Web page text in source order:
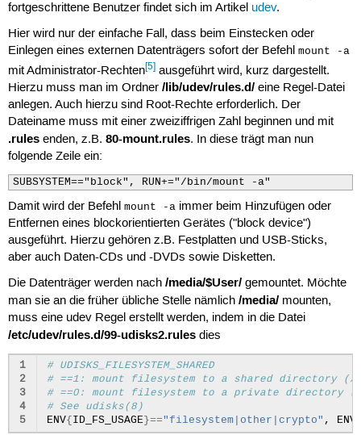
fortgeschrittene Benutzer findet sich im Artikel udev.
Hier wird nur der einfache Fall, dass beim Einstecken oder
Einlegen eines externen Datenträgers sofort der Befehl mount -a
mit Administrator-Rechten[5]ausgeführt wird, kurz dargestellt.
Hierzu muss man im Ordner /lib/udev/rules.d/eine Regel-Datei
anlegen. Auch hierzu sind Root-Rechte erforderlich. Der
Dateiname muss mit einer zweiziffrigen Zahl beginnen und mit
.rulesenden, z.B. 80-mount.rules. In diese trägt man nun
folgende Zeile ein:
SUBSYSTEM=="block", RUN+="/bin/mount -a"
Damit wird der Befehl mount -aimmer beim Hinzufügen oder
Entfernen eines blockorientierten Gerätes ("block device")
ausgeführt. Hierzu gehören z.B. Festplatten und USB-Sticks,
aber auch Daten-CDs und -DVDs sowie Disketten.
Die Datenträger werden nach /media/$User/gemountet. Möchte
man sie an die früher übliche Stelle nämlich /media/mounten,
muss eine udev Regel erstellt werden, indem in die Datei
/etc/udev/rules.d/99-udisks2.rulesdies
1
2
3
4
5
# UDISKS_FILESYSTEM_SHARED
# ==1: mount filesystem to a shared directory (/
# ==0: mount filesystem to a private directory (/
# See udisks(8)
ENV{ID_FS_USAGE}=="filesystem|other|crypto" , ENV